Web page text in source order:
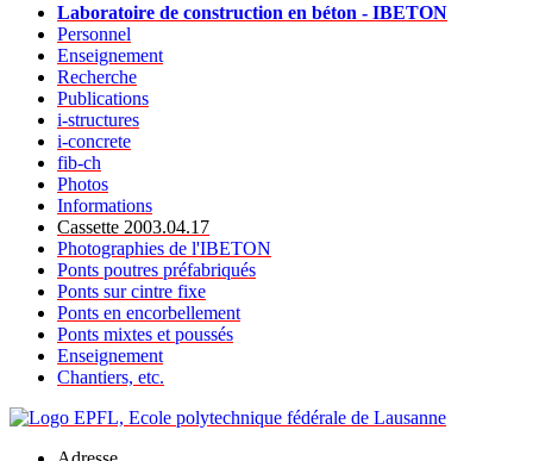
Laboratoire de construction en béton - IBETON
Personnel
Enseignement
Recherche
Publications
i-structures
i-concrete
fib-ch
Photos
Informations
Cassette 2003.04.17
Photographies de l'IBETON
Ponts poutres préfabriqués
Ponts sur cintre fixe
Ponts en encorbellement
Ponts mixtes et poussés
Enseignement
Chantiers, etc.